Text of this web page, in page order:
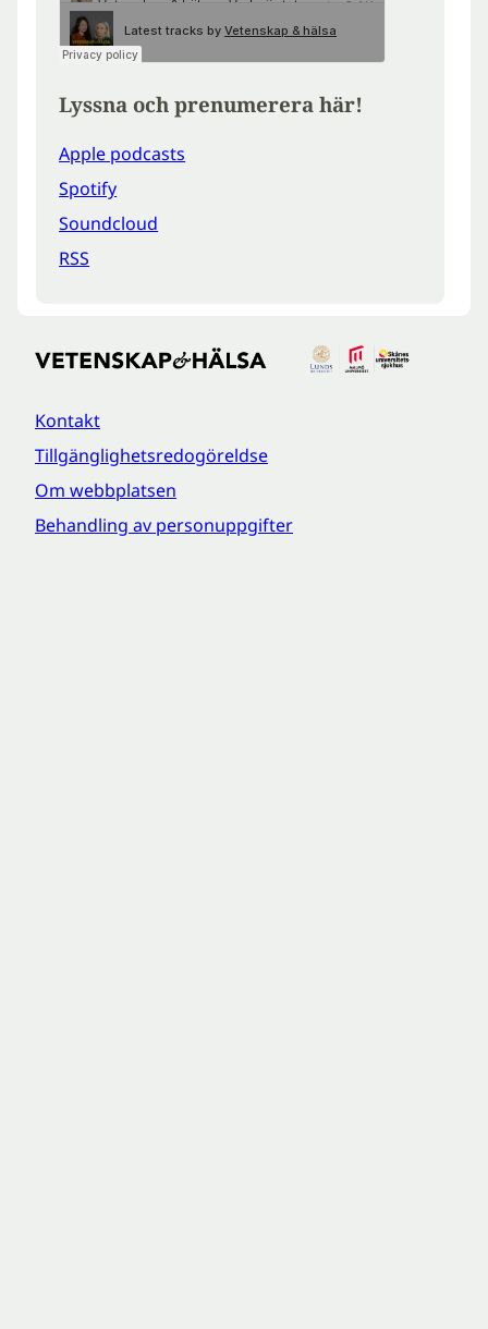
Lyssna och prenumerera här!
Apple podcasts
Spotify
Soundcloud
RSS
Kontakt
Tillgänglighetsredogöreldse
Om webbplatsen
Behandling av personuppgifter